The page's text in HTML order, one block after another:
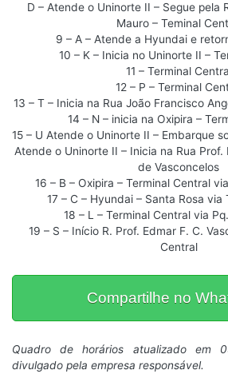
D – Atende o Uninorte II – Segue pela
Mauro – Teminal
9 – A – Atende a Hyundai e
10 – K – Inicia no Uninorte II –
11 – Terminal
12 – P – Terminal
13 – T – Inicia na Rua João Francisco
14 – N – inicia na Oxipira –
15 – U Atende o Uninorte II – Embarque
Atende o Uninorte II – Inicia na Rua Prof.
de Vasconcelos
16 – B – Oxipira – Terminal Central
17 – C – Hyundai – Santa Rosa via
18 – L – Terminal Central via
19 – S – Início R. Prof. Edmar F. C.
Central
Compartilhe no
Quadro de horários atualizado em
divulgado pela empresa responsável.